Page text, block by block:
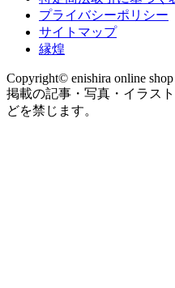
プライバシーポリシー
サイトマップ
縁煌
Copyright© enishira online
掲載の記事・写真・イラス
どを禁じます。